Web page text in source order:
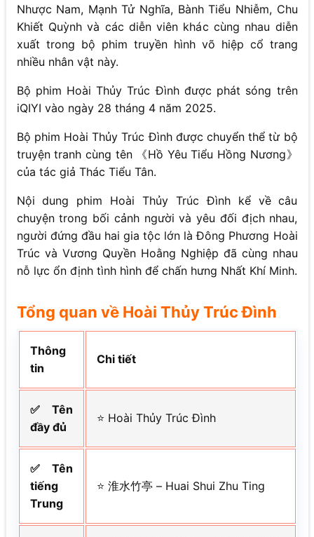
Nhược Nam, Mạnh Tử Nghĩa, Bành Tiểu Nhiễm, Chu
Khiết Quỳnh và các diễn viên khác cùng nhau diễn
xuất trong bộ phim truyền hình võ hiệp cổ trang
nhiều nhân vật này.
Bộ phim Hoài Thủy Trúc Đình được phát sóng trên
iQIYI vào ngày 28 tháng 4 năm 2025.
Bộ phim Hoài Thủy Trúc Đình được chuyển thể từ bộ
truyện tranh cùng tên 《Hồ Yêu Tiểu Hồng Nương》
của tác giả Thác Tiểu Tân.
Nội dung phim Hoài Thủy Trúc Đình kể về câu
chuyện trong bối cảnh người và yêu đối địch nhau,
người đứng đầu hai gia tộc lớn là Đông Phương Hoài
Trúc và Vương Quyền Hoằng Nghiệp đã cùng nhau
nỗ lực ổn định tình hình để chấn hưng Nhất Khí Minh.
Tổng quan về Hoài Thủy Trúc Đình
Thông
tin
Chi tiết
✅ Tên
đầy đủ
⭐ Hoài Thủy Trúc Đình
✅ Tên
tiếng
Trung
⭐ 淮水竹亭 – Huai Shui Zhu Ting